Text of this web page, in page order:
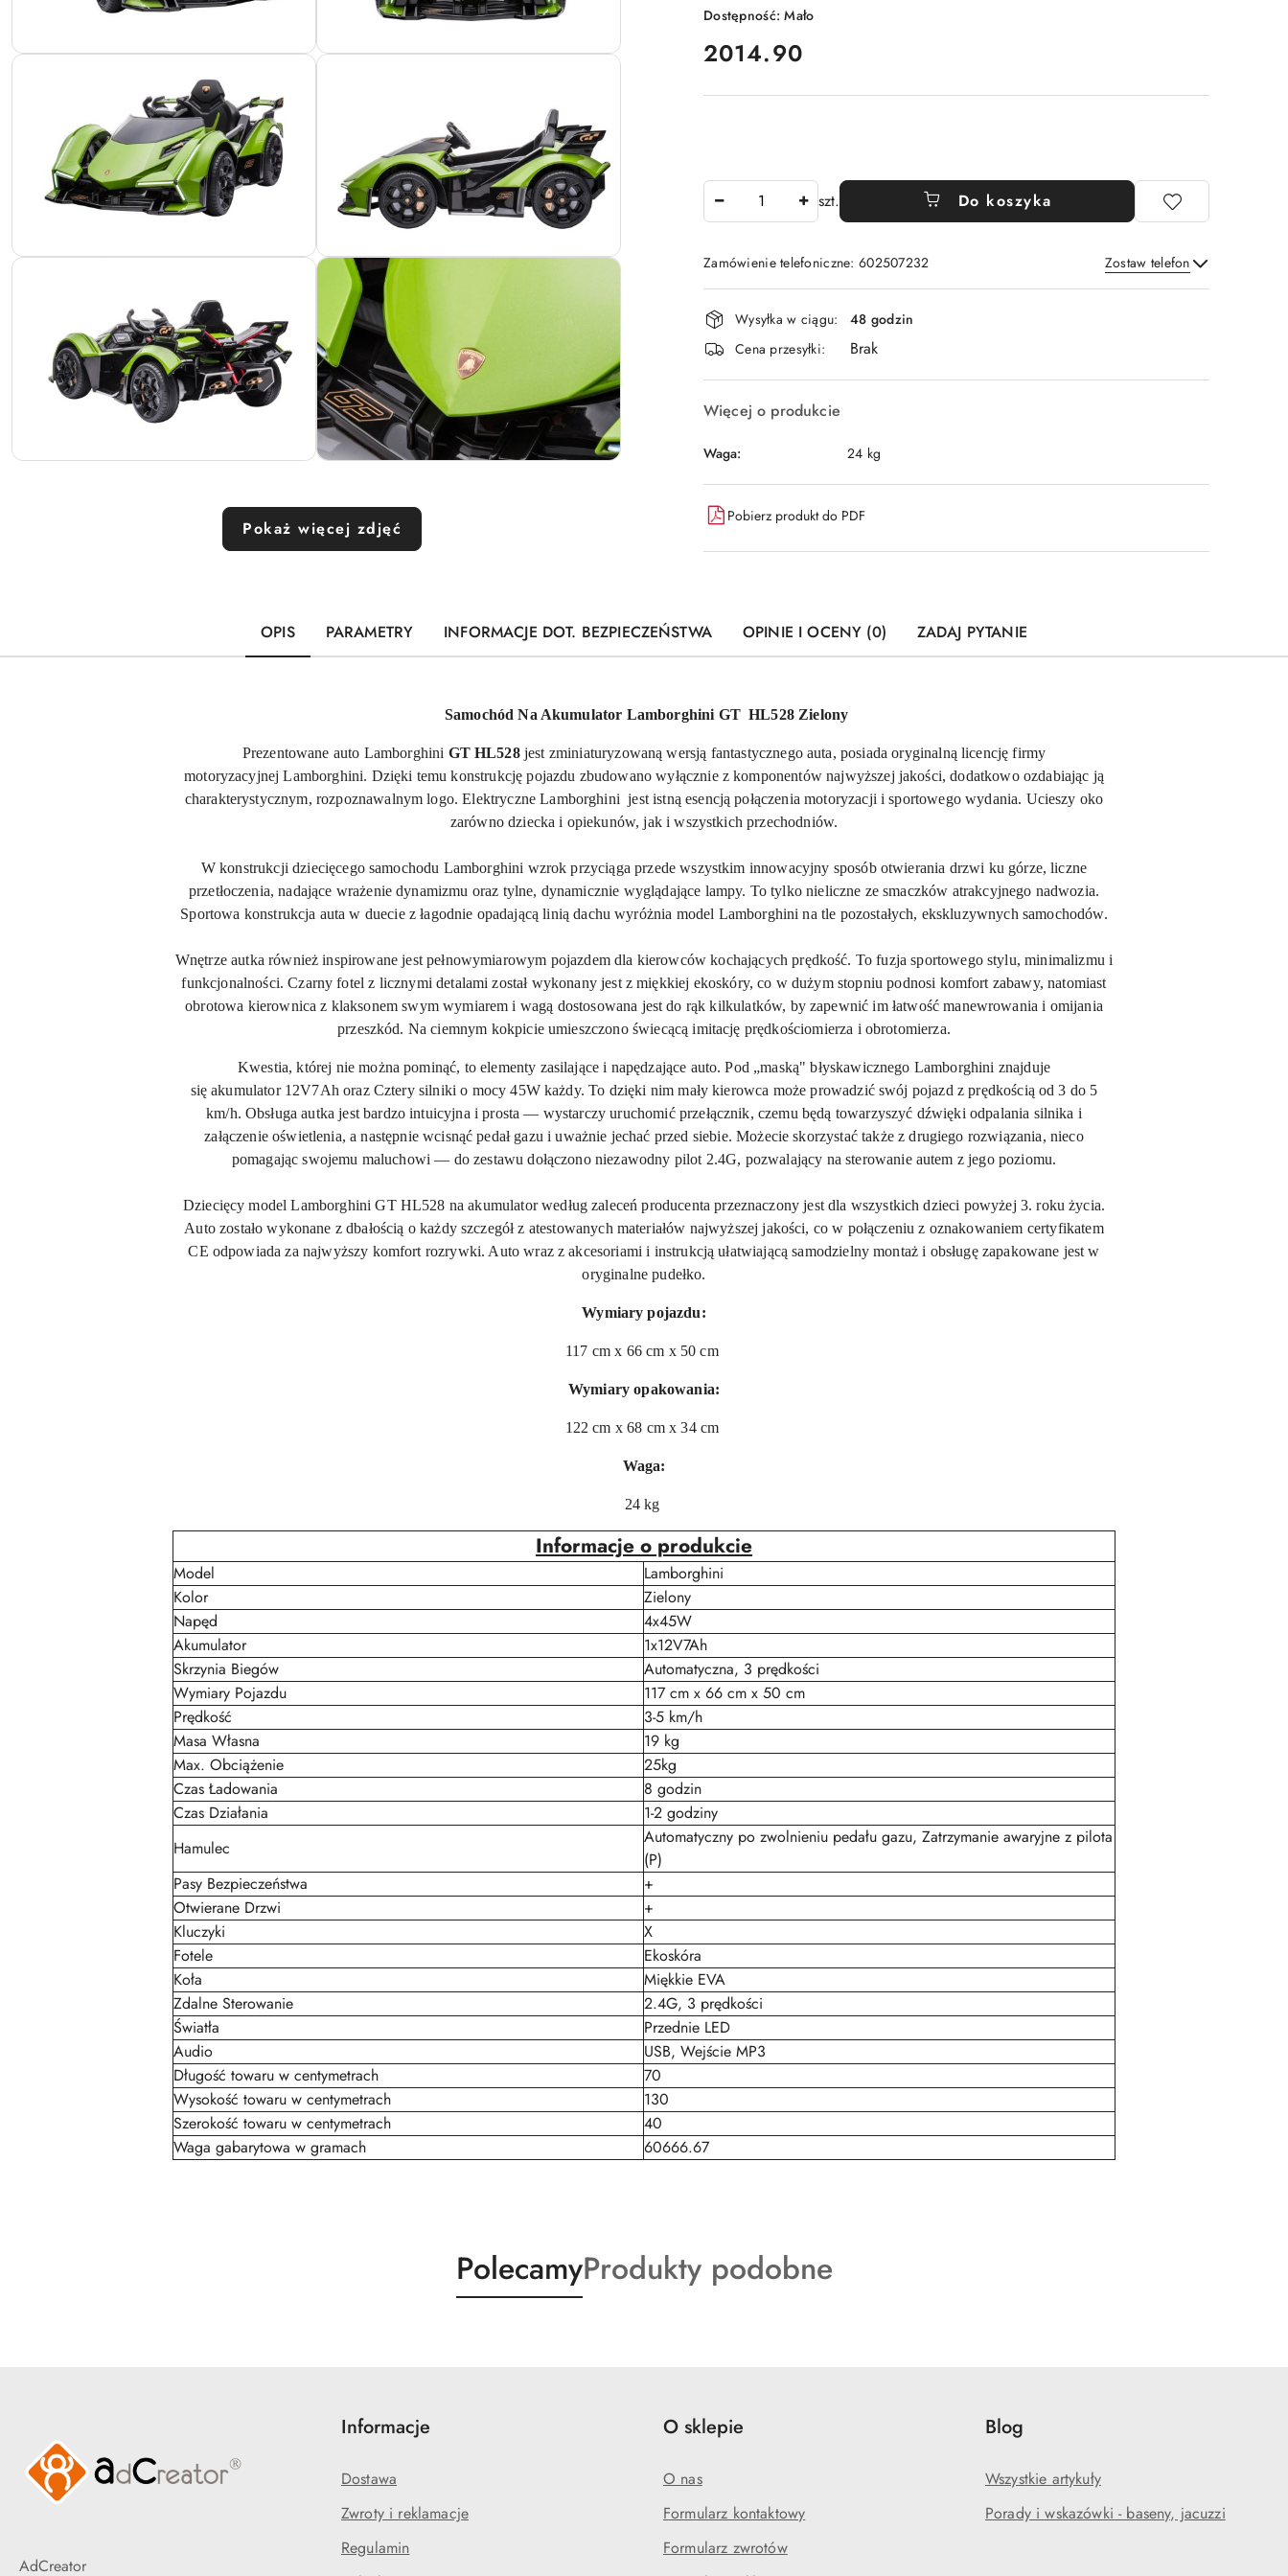
Pokaż więcej zdjęć
Dostępność:Mało
cena:
2014.90
szt. Do koszyka
Zamówienie telefoniczne: 602507232 Zostaw telefon
Wyślij
Dostępność
i
dostawa
Wysyłka w ciągu:
48 godzin
Cena przesyłki:
Brak
Więcej o produkcie
Waga: 24 kg
Pobierz produkt do PDF
OPIS PARAMETRY INFORMACJE DOT. BEZPIECZEŃSTWA OPINIE I OCENY (0) ZADAJ PYTANIE
Samochód Na Akumulator Lamborghini GT HL528 Zielony
Prezentowane auto Lamborghini GT HL528jest zminiaturyzowaną wersją fantastycznego auta, posiada oryginalną licencję firmy
motoryzacyjnej Lamborghini. Dzięki temu konstrukcję pojazdu zbudowano wyłącznie z komponentów najwyższej jakości, dodatkowo ozdabiając ją
charakterystycznym, rozpoznawalnym logo. Elektryczne Lamborghini jest istną esencją połączenia motoryzacji i sportowego wydania. Ucieszy oko
zarówno dziecka i opiekunów, jak i wszystkich przechodniów.
W konstrukcji dziecięcego samochodu Lamborghini wzrok przyciąga przede wszystkim innowacyjny sposób otwierania drzwi ku górze, liczne
przetłoczenia, nadające wrażenie dynamizmu oraz tylne, dynamicznie wyglądające lampy. To tylko nieliczne ze smaczków atrakcyjnego nadwozia.
Sportowa konstrukcja auta w duecie z łagodnie opadającą linią dachu wyróżnia model Lamborghini na tle pozostałych, ekskluzywnych samochodów.
Wnętrze autka również inspirowane jest pełnowymiarowym pojazdem dla kierowców kochających prędkość. To fuzja sportowego stylu, minimalizmu i
funkcjonalności. Czarny fotel z licznymi detalami został wykonany jest z miękkiej ekoskóry, co w dużym stopniu podnosi komfort zabawy, natomiast
obrotowa kierownica z klaksonem swym wymiarem i wagą dostosowana jest do rąk kilkulatków, by zapewnić im łatwość manewrowania i omijania
przeszkód. Na ciemnym kokpicie umieszczono świecącą imitację prędkościomierza i obrotomierza.
Kwestia, której nie można pominąć, to elementy zasilające i napędzające auto. Pod „maską" błyskawicznego Lamborghini znajduje
się akumulator 12V7Ah oraz Cztery silniki o mocy45Wkażdy. To dzięki nim mały kierowca może prowadzić swój pojazd z prędkością od 3 do 5
km/h. Obsługa autka jest bardzo intuicyjna i prosta — wystarczy uruchomić przełącznik, czemu będą towarzyszyć dźwięki odpalania silnika i
załączenie oświetlenia, a następnie wcisnąć pedał gazu i uważnie jechać przed siebie. Możecie skorzystać także z drugiego rozwiązania, nieco
pomagając swojemu maluchowi — do zestawu dołączono niezawodny pilot 2.4G, pozwalający na sterowanie autem z jego poziomu.
Dziecięcy model Lamborghini GT HL528 na akumulator według zaleceń producenta przeznaczony jest dla wszystkich dzieci powyżej 3. roku życia.
Auto zostało wykonane z dbałością o każdy szczegół z atestowanych materiałów najwyższej jakości, co w połączeniu z oznakowaniem certyfikatem
CE odpowiada za najwyższy komfort rozrywki. Auto wraz z akcesoriami i instrukcją ułatwiającą samodzielny montaż i obsługę zapakowane jest w
oryginalne pudełko.
Wymiary pojazdu:
117 cm x 66 cm x 50 cm
Wymiary opakowania:
122 cm x 68 cm x 34 cm
Waga:
24 kg
Informacje o produkcie
Model
Lamborghini
Kolor
Zielony
Napęd
4x45W
Akumulator
1x12V7Ah
Skrzynia Biegów
Automatyczna, 3 prędkości
Wymiary Pojazdu
117 cm x 66 cm x 50 cm
Prędkość
3-5 km/h
Masa Własna
19 kg
Max. Obciążenie
25kg
Czas Ładowania
8 godzin
Czas Działania
1-2 godziny
Hamulec
Automatyczny po zwolnieniu pedału gazu, Zatrzymanie awaryjne z pilota
(P)
Pasy Bezpieczeństwa
+
Otwierane Drzwi
+
Kluczyki
X
Fotele
Ekoskóra
Koła
Miękkie EVA
Zdalne Sterowanie
2.4G, 3 prędkości
Światła
Przednie LED
Audio
USB, Wejście MP3
Długość towaru w centymetrach
70
Wysokość towaru w centymetrach
130
Szerokość towaru w centymetrach
40
Waga gabarytowa w gramach
60666.67
Produkty
o
PolecamyProdukty
o
Produkty podobne
AdCreator
Informacje
Dostawa
Zwroty i reklamacje
Regulamin
O sklepie
O nas
Formularz kontaktowy
Formularz zwrotów
Blog
Wszystkie artykuły
Porady i wskazówki - baseny, jacuzzi